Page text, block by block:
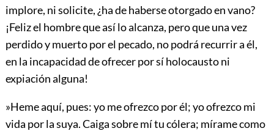
implore, ni solicite, ¿ha de haberse otorgado en vano?
¡Feliz el hombre que así lo alcanza, pero que una vez
perdido y muerto por el pecado, no podrá recurrir a él,
en la incapacidad de ofrecer por sí holocausto ni
expiación alguna!
»Heme aquí, pues: yo me ofrezco por él; yo ofrezco mi
vida por la suya. Caiga sobre mí tu cólera; mírame como